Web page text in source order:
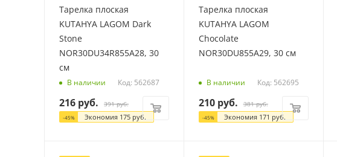
Тарелка плоская
KUTAHYA LAGOM Dark
Stone
NOR30DU34R855A28, 30
см
В наличии Код: 562687
216 руб. 391руб.
-45% Экономия 175 руб.
Тарелка плоская
KUTAHYA LAGOM
Chocolate
NOR30DU855A29, 30 см
В наличии Код: 562695
210руб. 381руб.
-45% Экономия 171 руб.